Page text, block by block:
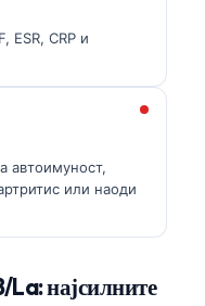
ESR, CRP и
автоимуност,
или наоди
La: најсилните